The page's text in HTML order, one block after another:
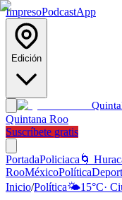
ImpresoPodcastApp
Edición
Quinta
Quintana Roo
Suscríbete gratis
PortadaPoliciaca 🌀
RooMéxicoPolítica
Inicio/Política🌤️15°C·